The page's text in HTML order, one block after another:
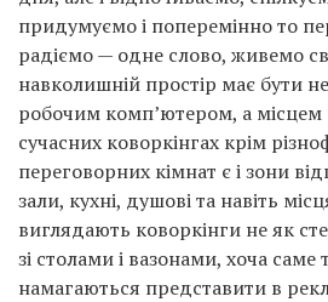
придумуємо і поперемінно то
радіємо — одне слово, живемо
навколишній простір має бути
робочим комп’ютером, а місцем
сучасних коворкінгах крім
переговорних кімнат є і зони
зали, кухні, душові та навіть
виглядають коворкінги не як
зі столами і вазонами, хоча саме
намагаються представити в